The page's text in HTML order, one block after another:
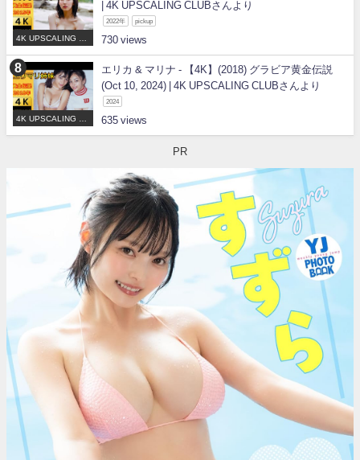
4K UPSCALING CL
| 4K UPSCALING CLUBさんより
2022年 pickup
730
4K UPSCALING CL
エリカ & マリナ - 【4K】(2018) グラビア黄金伝説
(Oct 10, 2024) | 4K UPSCALING CLUBさんより
2024
635
PR